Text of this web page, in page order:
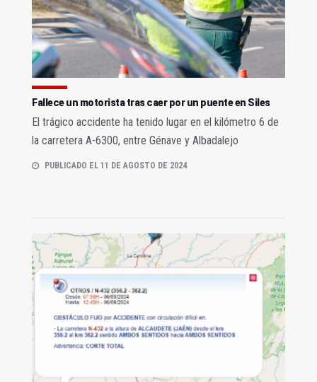
Fallece un motorista tras caer por un puente en Siles
El trágico accidente ha tenido lugar en el kilómetro 6 de
la carretera A-6300, entre Génave y Albadalejo
PUBLICADO EL 11 DE AGOSTO DE 2024